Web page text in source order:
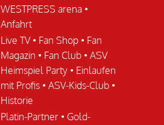
WESTPRESS arena •
Anfahrt
Live TV• Fan Shop • Fan
Magazin • Fan Club • ASV
Heimspiel Party • Einlaufen
mit Profis • ASV-Kids-Club •
Historie
Platin-Partner • Gold-